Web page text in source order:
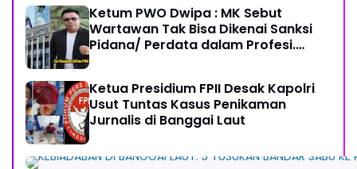
Ketum PWO Dwipa : MK Sebut
Wartawan Tak Bisa Dikenai Sanksi
Pidana/ Perdata dalam Profesi.
Ketua Presidium FPII Desak Kapolri
Usut Tuntas Kasus Penikaman
Jurnalis di Banggai Laut